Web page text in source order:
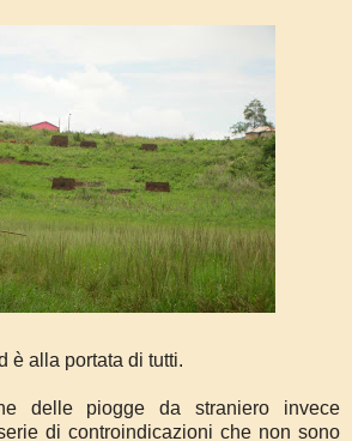
è alla portata di tutti.
delle piogge da straniero invece
di controindicazioni che non sono